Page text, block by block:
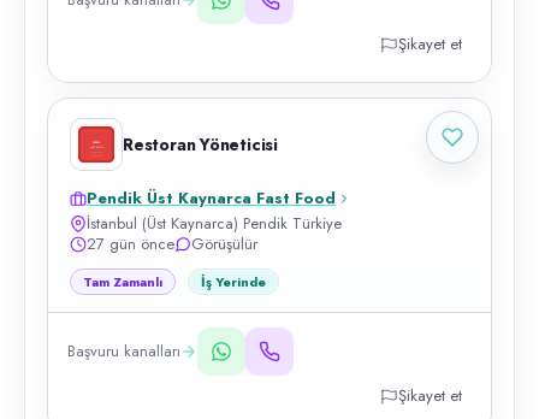
Şikayet et
Restoran Yöneticisi
Pendik Üst Kaynarca Fast Food
İstanbul (Üst Kaynarca) Pendik Türkiye
27 gün önce
Görüşülür
Tam Zamanlı İş Yerinde
Başvuru kanalları
Şikayet et